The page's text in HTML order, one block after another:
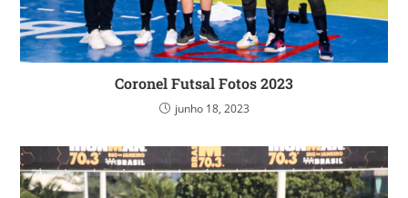
Coronel Futsal Fotos 2023
junho 18, 2023